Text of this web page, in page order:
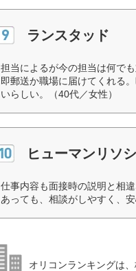
ランスタッド
担当によるが今の担当は何で
即郵送か職場に届けてくれる
いらしい。（40代／女性）
ヒューマンリソ
仕事内容も面接時の説明と相
あっても、相談がしやすく、
オリコンランキングは